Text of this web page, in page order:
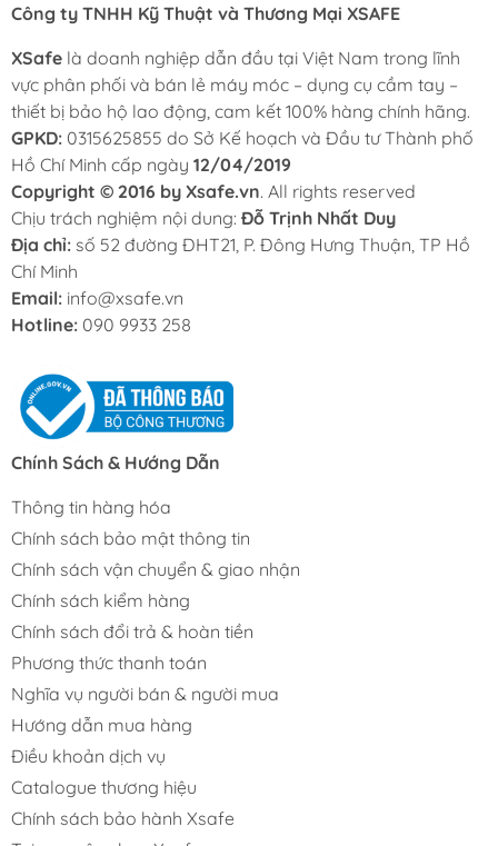
Công ty TNHH Kỹ Thuật và Thương Mại XSAFE
XSafe là doanh nghiệp dẫn đầu tại Việt Nam trong lĩnh
vực phân phối và bán lẻ máy móc – dụng cụ cầm tay –
thiết bị bảo hộ lao động, cam kết 100% hàng chính hãng.
GPKD: 0315625855 do Sở Kế hoạch và Đầu tư Thành phố
Hồ Chí Minh cấp ngày 12/04/2019
Copyright © 2016 by Xsafe.vn. All rights reserved
Chịu trách nghiệm nội dung: Đỗ Trịnh Nhất Duy
Địa chỉ: số 52 đường ĐHT21, P. Đông Hưng Thuận, TP Hồ
Chí Minh
Email: info@xsafe.vn
Hotline: 090 9933 258
Chính Sách & Hướng Dẫn
Thông tin hàng hóa
Chính sách bảo mật thông tin
Chính sách vận chuyển & giao nhận
Chính sách kiểm hàng
Chính sách đổi trả & hoàn tiền
Phương thức thanh toán
Nghĩa vụ người bán & người mua
Hướng dẫn mua hàng
Điều khoản dịch vụ
Catalogue thương hiệu
Chính sách bảo hành Xsafe